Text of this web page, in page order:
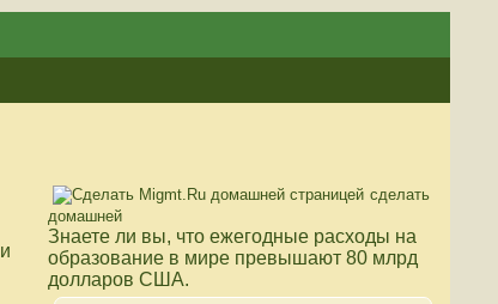
сделать
домашней
Знаете ли вы, что ежегодные расходы на
образование в мире превышают 80 млрд
долларов США.